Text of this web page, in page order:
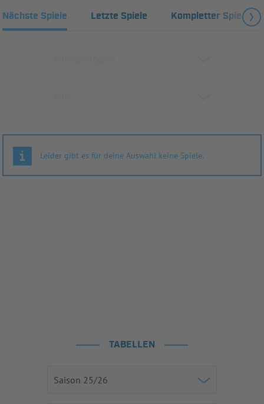
Nächste Spiele Letzte Spiele Kompletter Spielplan
Leider gibt es für deine Auswahl keine Spiele.
TABELLEN